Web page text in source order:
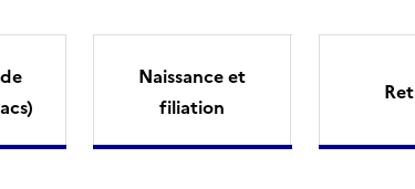
Naissance et
filiation